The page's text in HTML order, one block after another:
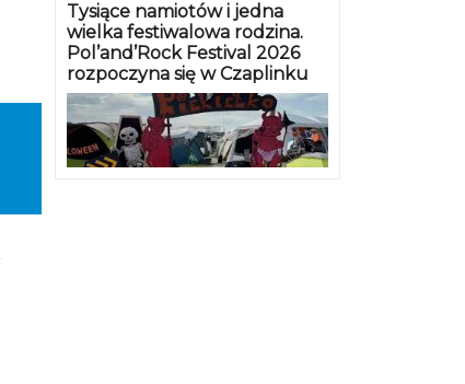
Tysiące namiotów i jedna
wielka festiwalowa rodzina.
Pol’and’Rock Festival 2026
rozpoczyna się w Czaplinku